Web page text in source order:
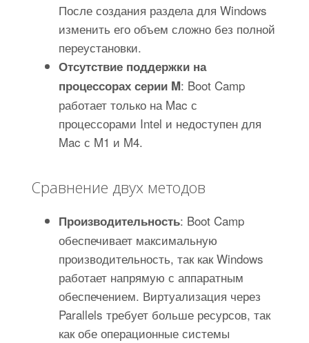
После создания раздела для Windows
изменить его объем сложно без полной
переустановки.
Отсутствие поддержки на
процессорах серии M: Boot Camp
работает только на Mac с
процессорами Intel и недоступен для
Mac с M1 и M4.
Сравнение двух методов
Производительность: Boot Camp
обеспечивает максимальную
производительность, так как Windows
работает напрямую с аппаратным
обеспечением. Виртуализация через
Parallels требует больше ресурсов, так
как обе операционные системы